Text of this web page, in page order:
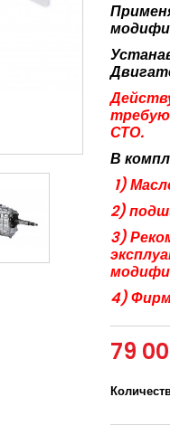
СТО.
В
1)
2)
3)
4)
79